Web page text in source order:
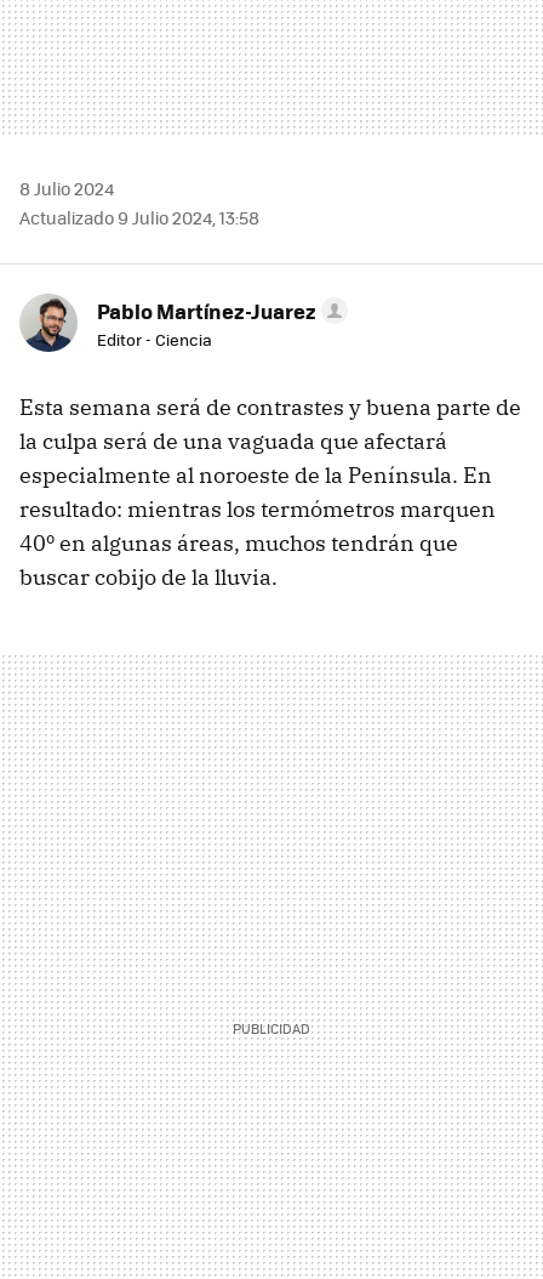
8 Julio 2024
Actualizado 9 Julio 2024, 13:58
Pablo Martínez-Juarez
Editor - Ciencia
Esta semana será de contrastes y buena parte de
la culpa será de una vaguada que afectará
especialmente al noroeste de la Península. En
resultado: mientras los termómetros marquen
40º en algunas áreas, muchos tendrán que
buscar cobijo de la lluvia.